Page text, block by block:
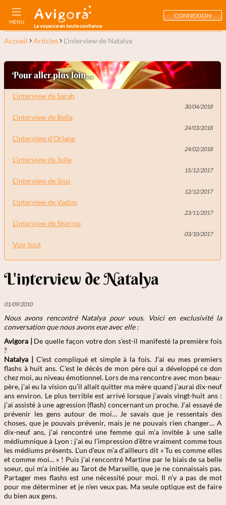
MENU
La voyance en toute confiance
CONNEXION
Accueil Articles L'interview de Natalya
Pour aller plus loin...
L'interview de Sarah
30/04/2018
L'interview de Bella
24/03/2018
L'interview d'Orlane
24/02/2018
L'interview de Julie
15/12/2017
L'interview de Sissi
12/12/2017
L'interview de Vadim
23/11/2017
L'interview de Sherine
03/10/2017
Voir tout
L'interview de Natalya
01/09/2010
Nous avons rencontré Natalyapour vous. Voici en exclusivité la
conversation que nous avons eue avec elle :
Avigora | De quelle façon votre don s’est-il manifesté la première fois
?
Natalya | C’est compliqué et simple à la fois. J’ai eu mes premiers
flashs à huit ans. C'est le décès de mon père qui a développé ce don
chez moi, au niveau émotionnel. Lors de ma rencontre avec mon beau-
père, j’ai eu la vision qu’il allait quitter ma mère quand j’aurai dix-neuf
ans environ. Le plus terrible est arrivé lorsque j’avais vingt-huit ans :
j’ai assisté à une agression (flash) concernant un proche. J’ai essayé de
prévenir les gens autour de moi… Je savais que je ressentais des
choses, que je pouvais prévenir, mais je ne pouvais rien changer… A
dix-neuf ans, j’ai rencontré une femme qui m’a invitée à une salle
médiumnique à Lyon : j’ai eu l’impression d’être vraiment comme tous
les médiums présents. L’un d’eux m’a d’ailleurs dit « Tu es comme elles
et comme moi… » ! Puis j’ai rencontré Martine par le biais de sa belle
soeur, qui m’a initiée au Tarot de Marseille, que je ne connaissais pas.
Partager mes flashs est une nécessité pour moi. Il n’y a pas de mot
pour me déterminer et je n’en veux pas. Ma seule optique est de faire
du bien aux gens.